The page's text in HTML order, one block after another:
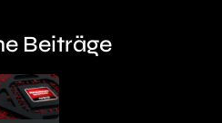
Beiträge